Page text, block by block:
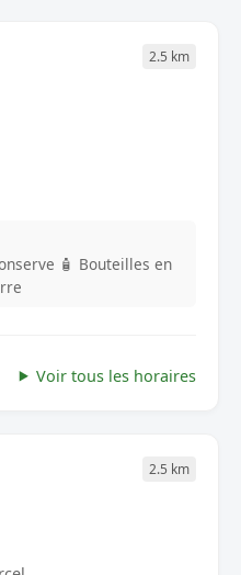
2.5 km
🧴 Bouteilles en
Voir tous les horaires
2.5 km